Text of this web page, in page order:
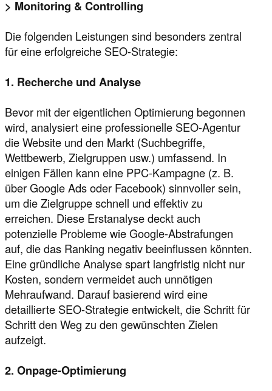
> Monitoring & Controlling
Die folgenden Leistungen sind besonders zentral
für eine erfolgreiche SEO-Strategie:
1. Recherche und Analyse
Bevor mit der eigentlichen Optimierung begonnen
wird, analysiert eine professionelle SEO-Agentur
die Website und den Markt (Suchbegriffe,
Wettbewerb, Zielgruppen usw.) umfassend. In
einigen Fällen kann eine PPC-Kampagne (z. B.
über Google Ads oder Facebook) sinnvoller sein,
um die Zielgruppe schnell und effektiv zu
erreichen. Diese Erstanalyse deckt auch
potenzielle Probleme wie Google-Abstrafungen
auf, die das Ranking negativ beeinflussen könnten.
Eine gründliche Analyse spart langfristig nicht nur
Kosten, sondern vermeidet auch unnötigen
Mehraufwand. Darauf basierend wird eine
detaillierte SEO-Strategie entwickelt, die Schritt für
Schritt den Weg zu den gewünschten Zielen
aufzeigt.
2. Onpage-Optimierung